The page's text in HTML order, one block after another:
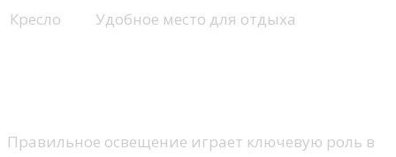
Кресло
Удобное место для отдыха
Правильное освещение играет ключевую роль в